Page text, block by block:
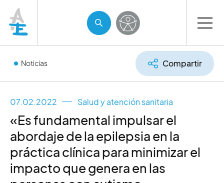
Noticias Compartir
07.02.2022 Salud y atención sanitaria
«Es fundamental impulsar el
abordaje de la epilepsia en la
práctica clínica para minimizar el
impacto que genera en las